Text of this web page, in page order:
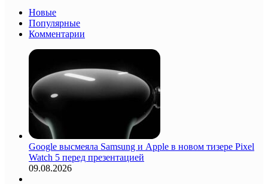
Новые
Популярные
Комментарии
Google высмеяла Samsung и Apple в новом тизере Pixel
Watch 5 перед презентацией
09.08.2026